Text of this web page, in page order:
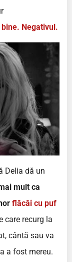
bine. Negativul.
Delia dă un
mult ca
flăcăi cu puf
care recurg la
cântă sau va
a fost mereu.